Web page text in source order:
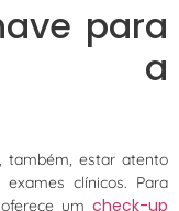
para
a
também, estar atento
clínicos. Para
um check-up